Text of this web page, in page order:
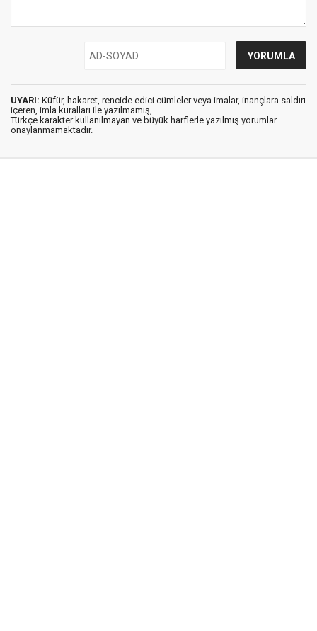
UYARI: Küfür, hakaret, rencide edici cümleler veya imalar, inançlara saldırı
içeren, imla kuralları ile yazılmamış,
Türkçe karakter kullanılmayan ve büyük harflerle yazılmış yorumlar
onaylanmamaktadır.